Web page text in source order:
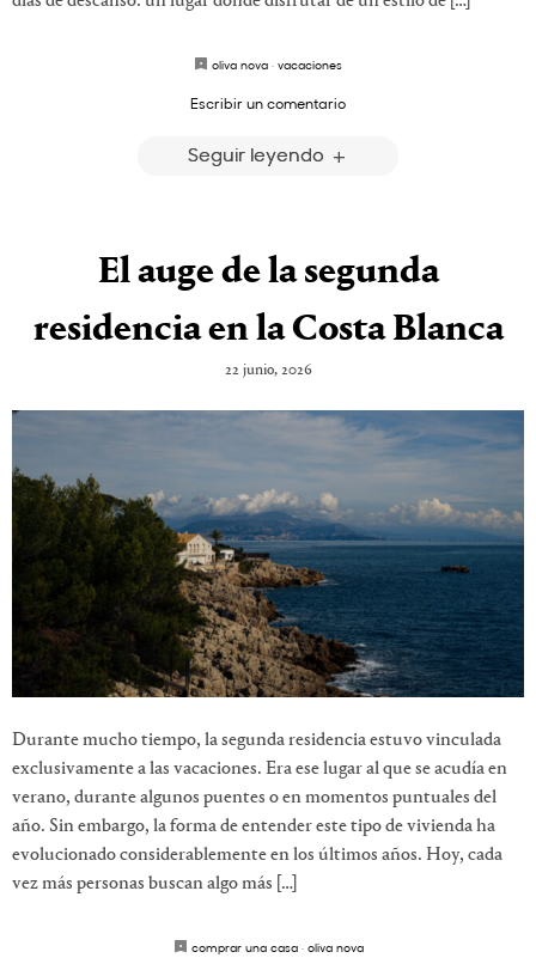
oliva nova · vacaciones
Escribir un comentario
Seguir leyendo
El auge de la segunda
residencia en la Costa Blanca
22 junio, 2026
Durante mucho tiempo, la segunda residencia estuvo vinculada
exclusivamente a las vacaciones. Era ese lugar al que se acudía en
verano, durante algunos puentes o en momentos puntuales del
año. Sin embargo, la forma de entender este tipo de vivienda ha
evolucionado considerablemente en los últimos años. Hoy, cada
vez más personas buscan algo más […]
comprar una casa· oliva nova